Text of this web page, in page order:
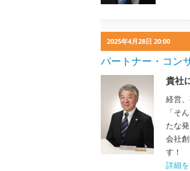
2025年4月28日 20:00
パートナー・コ
貴社
経営
「そ
たな
会社
す！
詳細